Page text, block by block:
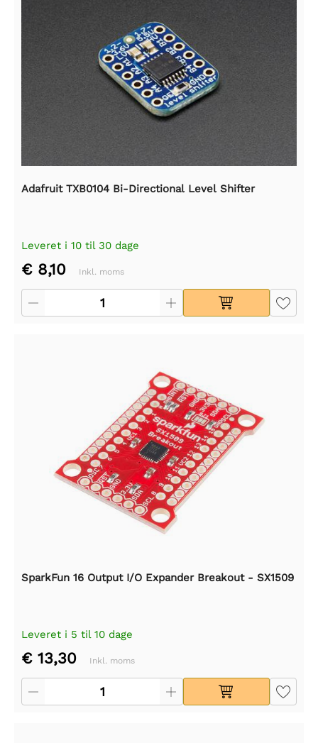
Adafruit TXB0104 Bi-Directional Level Shifter
Leveret i 10 til 30 dage
€ 8,10 Inkl. moms
SparkFun 16 Output I/O Expander Breakout - SX1509
Leveret i 5 til 10 dage
€ 13,30 Inkl. moms